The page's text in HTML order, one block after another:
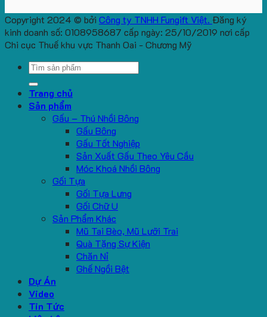
Copyright 2024 © bởi Công ty TNHH Fungift Việt. Đăng ký
kinh doanh số: 0108958687 cấp ngày: 25/10/2019 nơi cấp
Chi cục Thuế khu vực Thanh Oai - Chương Mỹ
Search
Trang chủ
Sản phẩm
Gấu – Thú Nhồi Bông
Gấu Bông
Gấu Tốt Nghiệp
Sản Xuất Gấu Theo Yêu Cầu
Móc Khoá Nhồi Bông
Gối Tựa
Gối Tựa Lưng
Gối Chữ U
Sản Phẩm Khác
Mũ Tai Bèo, Mũ Lưỡi Trai
Quà Tặng Sự Kiện
Chăn Nỉ
Ghế Ngồi Bệt
Dự Án
Video
Tin Tức